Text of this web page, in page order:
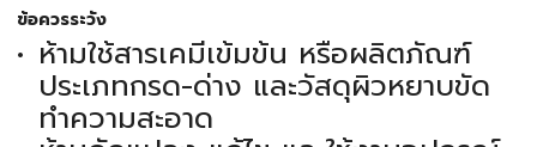
ข้อควรระวัง
ห้ามใช้สารเคมีเข้มข้น หรือผลิตภัณฑ์
ประเภทกรด-ด่าง และวัสดุผิวหยาบขัด
ทำความสะอาด